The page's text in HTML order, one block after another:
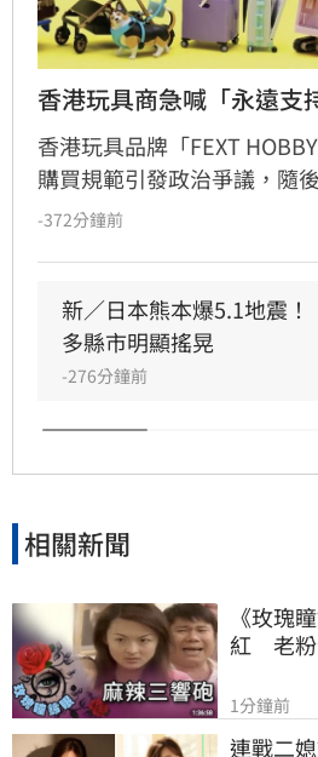
香港玩具商急喊「永遠支
香港玩具品牌「FEXT
購買規範引發政治爭議，隨
支持一個中國原則」聲明企
紅撻伐將台灣與中國並列。
售區域並發布效忠聲明，但
紛紛質疑其操作邏輯。面對
語，品牌最終被迫限制留言
再度凸顯政治敏感議題對品
引發各界高度關注。
-372分鐘前
新／日本熊本爆5.1地震！
多縣市明顯搖晃
-276分鐘前
相關新聞
《玫瑰
紅　老
1分鐘前
連戰二